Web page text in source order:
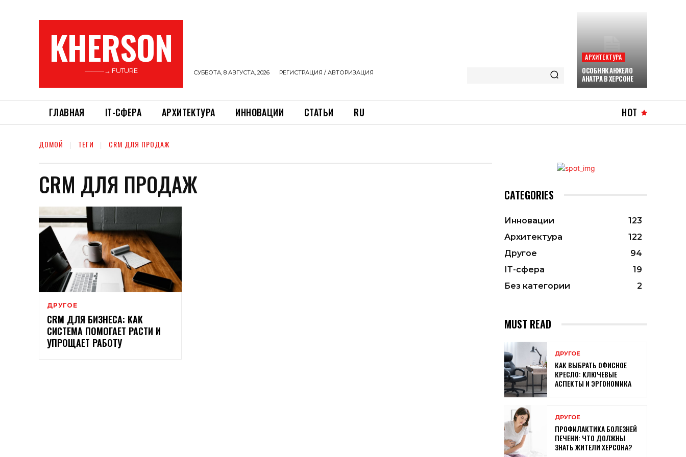
KHERSON
———→ FUTURE СУББОТА, 8 АВГУСТА, 2026 РЕГИСТРАЦИЯ / АВТОРИЗАЦИЯ
АРХИТЕКТУРА
ОСОБНЯК АНЖЕЛО
АНАТРА В ХЕРСОНЕ
ГЛАВНАЯ ІТ-СФЕРА АРХИТЕКТУРА ИННОВАЦИИ СТАТЬИ RU HOT
ДОМОЙ ТЕГИ CRM ДЛЯ ПРОДАЖ
CRM ДЛЯ ПРОДАЖ
ДРУГОЕ
CRM ДЛЯ БИЗНЕСА: КАК
СИСТЕМА ПОМОГАЕТ РАСТИ И
УПРОЩАЕТ РАБОТУ
CATEGORIES
Инновации
123
Архитектура
122
Другое
94
ІТ-сфера
19
Без категории
2
MUST READ
ДРУГОЕ
КАК ВЫБРАТЬ ОФИСНОЕ
КРЕСЛО: КЛЮЧЕВЫЕ
АСПЕКТЫ И ЭРГОНОМИКА
ДРУГОЕ
ПРОФИЛАКТИКА БОЛЕЗНЕЙ
ПЕЧЕНИ: ЧТО ДОЛЖНЫ
ЗНАТЬ ЖИТЕЛИ ХЕРСОНА?